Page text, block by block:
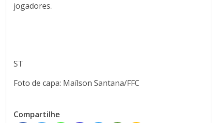
jogadores.
ST
Foto de capa: Maílson Santana/FFC
Compartilhe